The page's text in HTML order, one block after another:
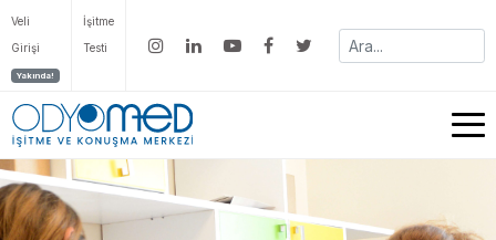
Veli
Girişi
Yakında!
İşitme
Testi